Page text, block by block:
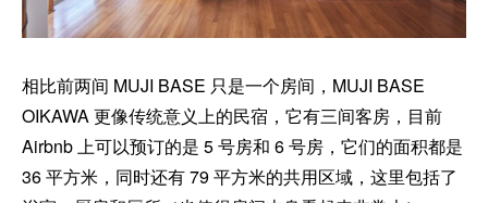
相比前两间 MUJI BASE 只是一个房间，MUJI BASE
OIKAWA 更像传统意义上的民宿，它有三间客房，目前
Airbnb 上可以预订的是 5 号房和 6 号房，它们的面积都是
36 平方米，同时还有 79 平方米的共用区域，这里包括了